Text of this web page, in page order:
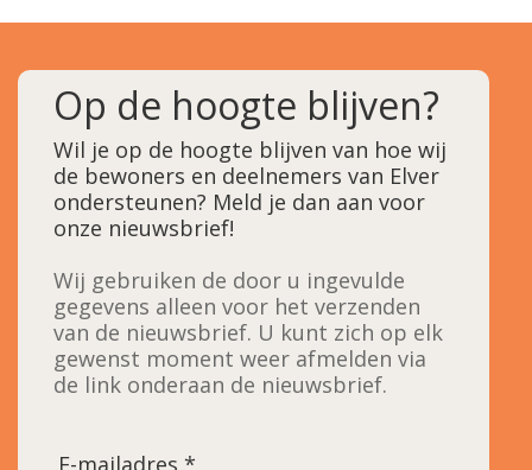
Op de hoogte blijven?
Wil je op de hoogte blijven van hoe wij
de bewoners en deelnemers van Elver
ondersteunen? Meld je dan aan voor
onze nieuwsbrief!
Wij gebruiken de door u ingevulde
gegevens alleen voor het verzenden
van de nieuwsbrief. U kunt zich op elk
gewenst moment weer afmelden via
de link onderaan de nieuwsbrief.